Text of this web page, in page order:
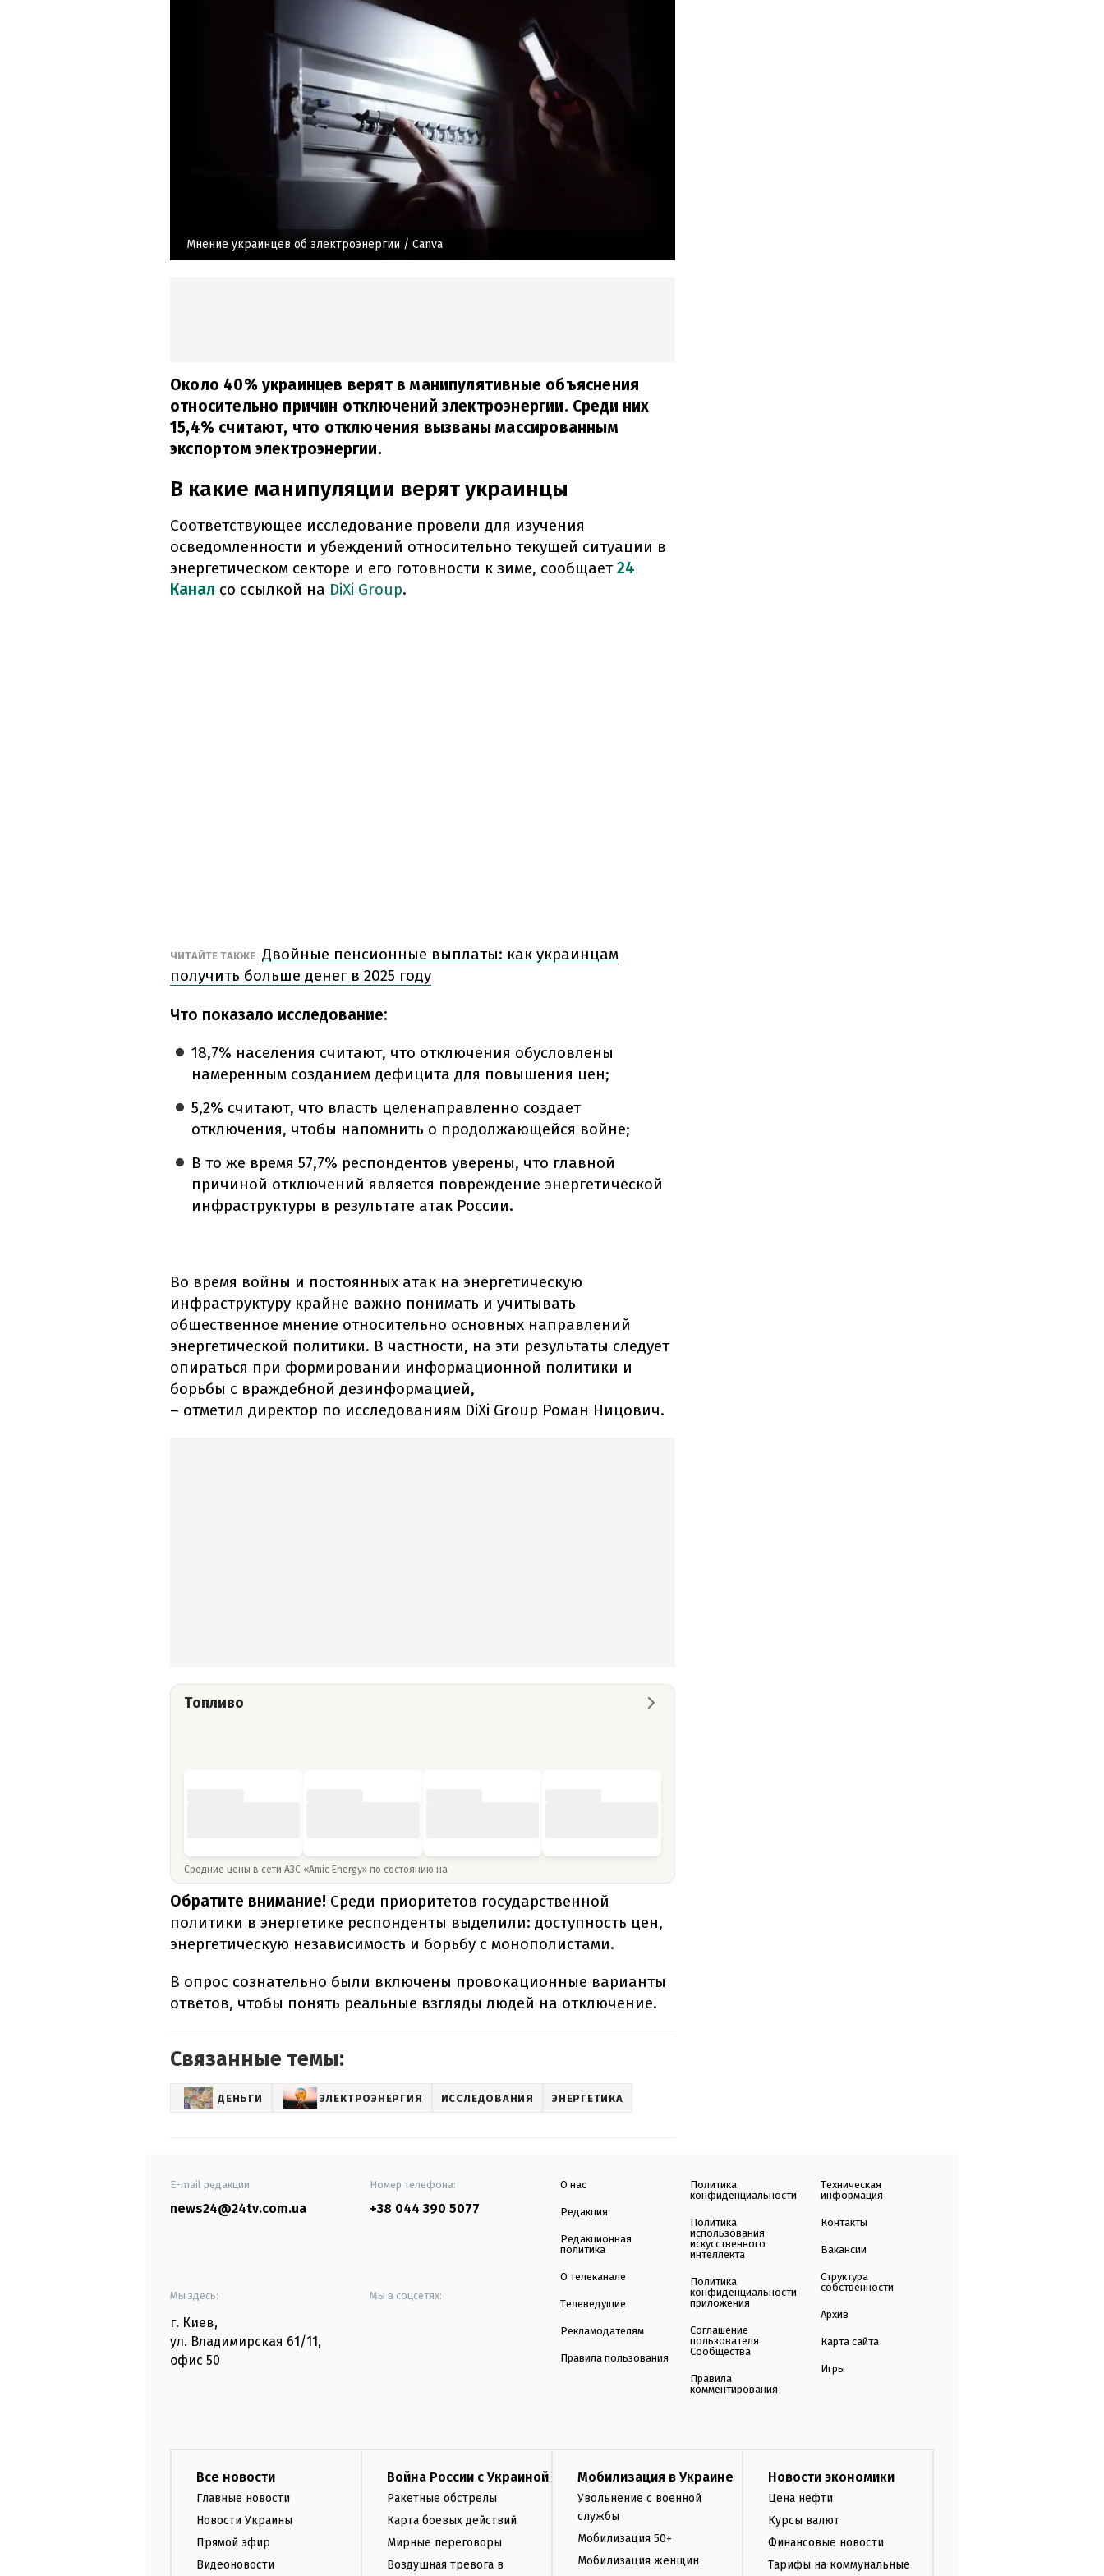
Мнение украинцев об электроэнергии / Canva
Около 40% украинцев верят в манипулятивные объяснения
относительно причин отключений электроэнергии. Среди них
15,4% считают, что отключения вызваны массированным
экспортом электроэнергии.
В какие манипуляции верят украинцы
Соответствующее исследование провели для изучения
осведомленности и убеждений относительно текущей ситуации в
энергетическом секторе и его готовности к зиме, сообщает24
Канал со ссылкой на DiXi Group.
ЧИТАЙТЕ ТАКЖЕ Двойные пенсионные выплаты: как украинцам
получить больше денег в 2025 году
Что показало исследование:
18,7% населения считают, что отключения обусловлены
намеренным созданием дефицита для повышения цен;
5,2% считают, что власть целенаправленно создает
отключения, чтобы напомнить о продолжающейся войне;
В то же время 57,7% респондентов уверены, что главной
причиной отключений является повреждение энергетической
инфраструктуры в результате атак России.
Во время войны и постоянных атак на энергетическую
инфраструктуру крайне важно понимать и учитывать
общественное мнение относительно основных направлений
энергетической политики. В частности, на эти результаты следует
опираться при формировании информационной политики и
борьбы с враждебной дезинформацией,
– отметил директор по исследованиям DiXi Group Роман Ницович.
Топливо
Средние цены в сети АЗС «Amic Energy» по состоянию на
Обратите внимание! Среди приоритетов государственной
политики в энергетике респонденты выделили: доступность цен,
энергетическую независимость и борьбу с монополистами.
В опрос сознательно были включены провокационные варианты
ответов, чтобы понять реальные взгляды людей на отключение.
Связанные темы:
ДЕНЬГИ ЭЛЕКТРОЭНЕРГИЯ ИССЛЕДОВАНИЯ ЭНЕРГЕТИКА
E-mail редакции
news24@24tv.com.ua
Номер телефона:
+38 044 390 5077
Мы здесь:
г. Киев,
ул. Владимирская 61/11,
офис 50
Мы в соцсетях:
О нас
Редакция
Редакционная
политика
О телеканале
Телеведущие
Рекламодателям
Правила пользования
Политика
конфиденциальности
Политика
использования
искусственного
интеллекта
Политика
конфиденциальности
приложения
Соглашение
пользователя
Сообщества
Правила
комментирования
Техническая
информация
Контакты
Вакансии
Структура
собственности
Архив
Карта сайта
Игры
Все новости
Главные новости
Новости Украины
Прямой эфир
Видеоновости
Война России с Украиной
Ракетные обстрелы
Карта боевых действий
Мирные переговоры
Воздушная тревога в
Мобилизация в Украине
Увольнение с военной
службы
Мобилизация 50+
Мобилизация женщин
Новости экономики
Цена нефти
Курсы валют
Финансовые новости
Тарифы на коммунальные